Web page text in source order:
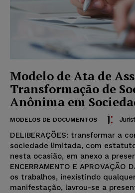
Modelo de Ata de
Transformação de
Anônima em
MODELOS DE DOCUMENTOS
DELIBERAÇÕES: transformar a
sociedade limitada, com
nesta ocasião, em anexo a
ENCERRAMENTO E APROVAÇÃO
os trabalhos, inexistindo
manifestação, lavrou-se a